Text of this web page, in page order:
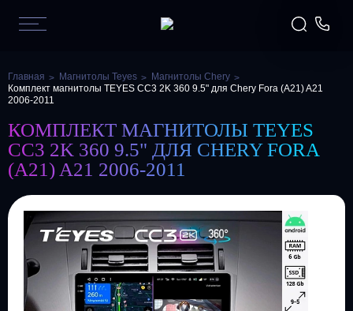
Главная Магнитолы Teyes
Магнитолы Chery
Комплект магнитолы TEYES CC3 2K 360 9.5" для Chery Fora (A21) A21
2006-2011
КОМПЛЕКТ МАГНИТОЛЫ TEYES
CC3 2K 360 9.5" ДЛЯ CHERY FORA
(A21) A21 2006-2011